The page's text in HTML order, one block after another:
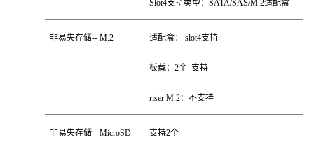
Slot4支持类型 ：SATA/SAS/M.2适配盒
非易失存储-- M.2 适配盒： slot4支持
板载：2个 支持
riser M.2：不支持
非易失存储-- MicroSD 支持2个